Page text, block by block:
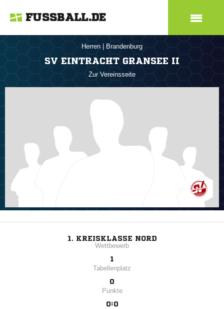
FUSSBALL.DE
Herren Brandenburg
SV EINTRACHT GRANSEE II
Zur Vereinsseite
1. KREISKLASSE NORD
Wettbewerb
1
Tabellenplatz
0
Punkte
0:0